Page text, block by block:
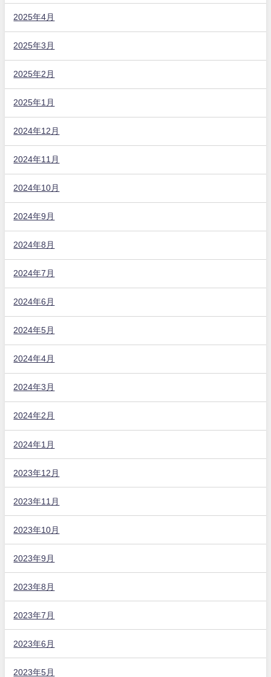
2025年4月
2025年3月
2025年2月
2025年1月
2024年12月
2024年11月
2024年10月
2024年9月
2024年8月
2024年7月
2024年6月
2024年5月
2024年4月
2024年3月
2024年2月
2024年1月
2023年12月
2023年11月
2023年10月
2023年9月
2023年8月
2023年7月
2023年6月
2023年5月